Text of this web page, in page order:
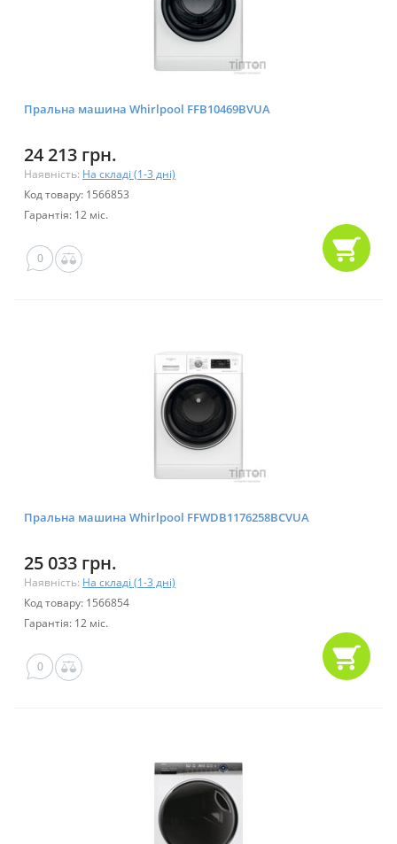
Пральна машина Whirlpool FFB10469BVUA
24 213 грн.
Наявність: На складі (1-3 дні)
Код товару: 1566853
Гарантія: 12 міс.
0
Пральна машина Whirlpool FFWDB1176258BCVUA
25 033 грн.
Наявність: На складі (1-3 дні)
Код товару: 1566854
Гарантія: 12 міс.
0